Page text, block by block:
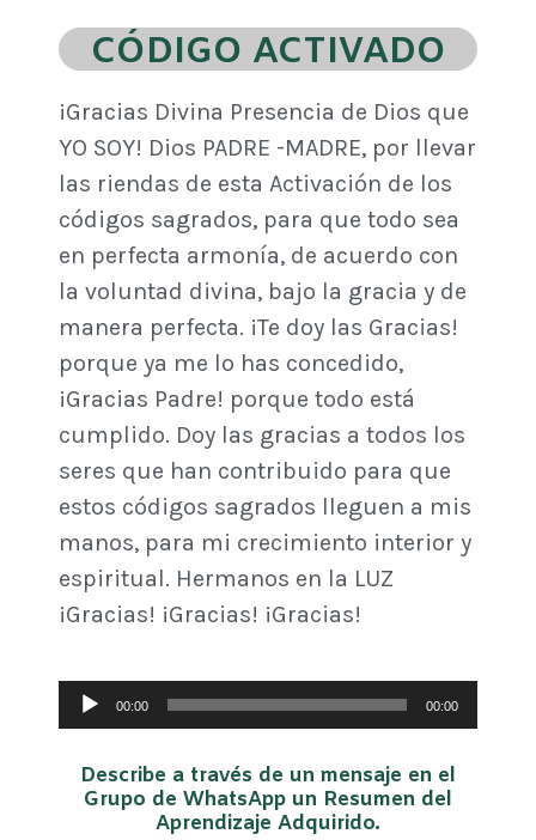
CÓDIGO ACTIVADO
¡Gracias Divina Presencia de Dios que
YO SOY! Dios PADRE -MADRE, por llevar
las riendas de esta Activación de los
códigos sagrados, para que todo sea
en perfecta armonía, de acuerdo con
la voluntad divina, bajo la gracia y de
manera perfecta. ¡Te doy las Gracias!
porque ya me lo has concedido,
¡Gracias Padre! porque todo está
cumplido. Doy las gracias a todos los
seres que han contribuido para que
estos códigos sagrados lleguen a mis
manos, para mi crecimiento interior y
espiritual. Hermanos en la LUZ
¡Gracias! ¡Gracias! ¡Gracias!
Reproductor
de
00:00 00:00
Describe a través de un mensaje en el
Grupo de WhatsApp un Resumen del
Aprendizaje Adquirido.